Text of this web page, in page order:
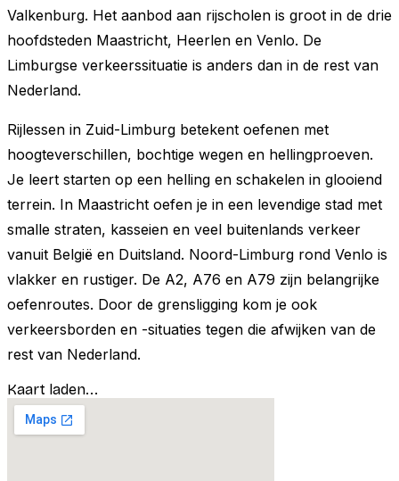
Valkenburg. Het aanbod aan rijscholen is groot in de drie
hoofdsteden Maastricht, Heerlen en Venlo. De
Limburgse verkeerssituatie is anders dan in de rest van
Nederland.
Rijlessen in Zuid-Limburg betekent oefenen met
hoogteverschillen, bochtige wegen en hellingproeven.
Je leert starten op een helling en schakelen in glooiend
terrein. In Maastricht oefen je in een levendige stad met
smalle straten, kasseien en veel buitenlands verkeer
vanuit België en Duitsland. Noord-Limburg rond Venlo is
vlakker en rustiger. De A2, A76 en A79 zijn belangrijke
oefenroutes. Door de grensligging kom je ook
verkeersborden en -situaties tegen die afwijken van de
rest van Nederland.
Kaart laden...